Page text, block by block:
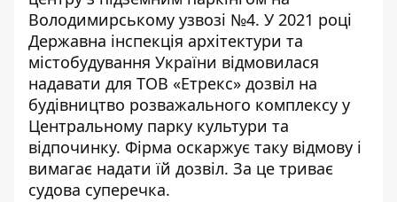
Володимирському узвозі №4. У 2021 році
Державна інспекція архітектури та
містобудування України відмовилася
надавати для ТОВ «Етрекс» дозвіл на
будівництво розважального комплексу у
Центральному парку культури та
відпочинку. Фірма оскаржує таку відмову і
вимагає надати їй дозвіл. За це триває
судова суперечка.